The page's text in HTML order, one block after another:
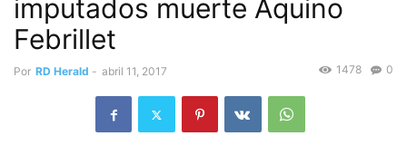
imputados muerte Aquino
Febrillet
Por RD Herald - abril 11, 2017 0
1478